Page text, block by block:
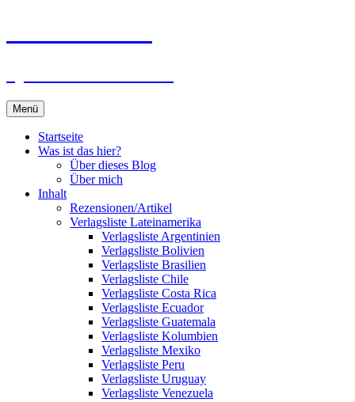
Menü
Startseite
Was ist das hier?
Über dieses Blog
Über mich
Inhalt
Rezensionen/Artikel
Verlagsliste Lateinamerika
Verlagsliste Argentinien
Verlagsliste Bolivien
Verlagsliste Brasilien
Verlagsliste Chile
Verlagsliste Costa Rica
Verlagsliste Ecuador
Verlagsliste Guatemala
Verlagsliste Kolumbien
Verlagsliste Mexiko
Verlagsliste Peru
Verlagsliste Uruguay
Verlagsliste Venezuela